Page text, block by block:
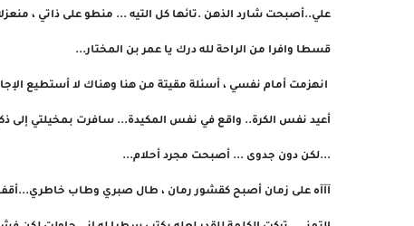
علي..أصبحت شارد الذهن .تائها كل التيه ... منطو على ذاتي ،
قسطا وافرا من الراحة لله درك يا عمر بن المختار...
انهزمت أمام نفسي ، أسئلة مقيتة من هنا وهناك لا أستطيع
أعيد نفس الكرة.. واقع في نفس المكيدة... سافرت بمخيلتي إلى
...لكن دون جدوى ... أصبحت مجرد أحلام...
آآآه على زمان أصبح كقشور رمان ، طال صبري وطاب